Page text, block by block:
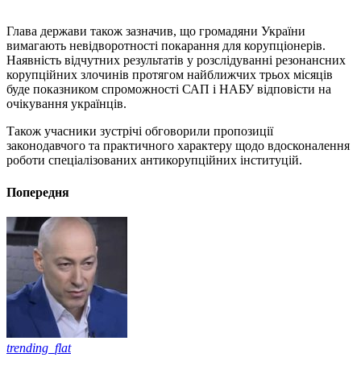
Глава держави також зазначив, що громадяни України
вимагають невідворотності покарання для корупціонерів.
Наявність відчутних результатів у розслідуванні резонансних
корупційних злочинів протягом найближчих трьох місяців
буде показником спроможності САП і НАБУ відповісти на
очікування українців.
Також учасники зустрічі обговорили пропозиції
законодавчого та практичного характеру щодо вдосконалення
роботи спеціалізованих антикорупційних інституцій.
Попередня
trending_flat